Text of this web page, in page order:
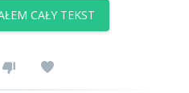
CAŁY TEKST